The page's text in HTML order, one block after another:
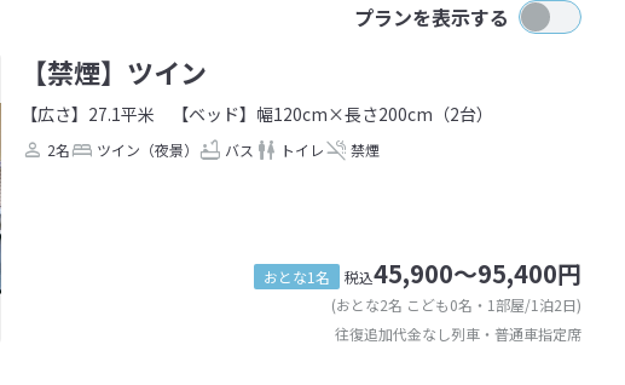
プランを表示する
【禁煙】ツイン
【広さ】27.1平米 【ベッド】幅120cm×長さ200cm（2台）
2名 ツイン（夜景） バス トイレ 禁煙
おとな1名 税込45,900～95,400円
(おとな2名 こども0名・1部屋/1泊2日)
往復追加代金なし列車・普通車指定席